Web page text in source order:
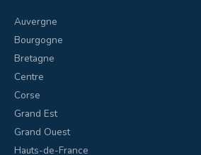
Auvergne
Bourgogne
Bretagne
Centre
Corse
Grand Est
Grand Ouest
Hauts-de-France